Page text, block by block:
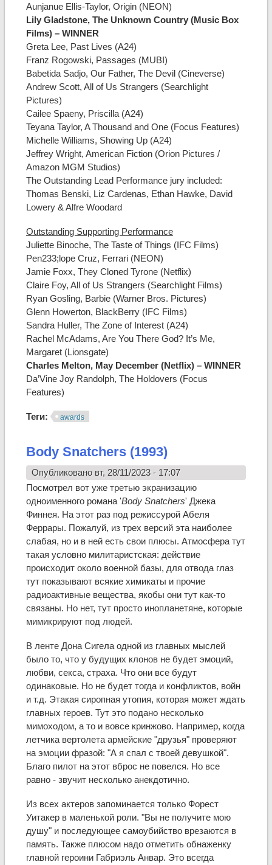
Aunjanue Ellis-Taylor, Origin (NEON)
Lily Gladstone, The Unknown Country (Music Box
Films) – WINNER
Greta Lee, Past Lives (A24)
Franz Rogowski, Passages (MUBI)
Babetida Sadjo, Our Father, The Devil (Cineverse)
Andrew Scott, All of Us Strangers (Searchlight
Pictures)
Cailee Spaeny, Priscilla (A24)
Teyana Taylor, A Thousand and One (Focus Features)
Michelle Williams, Showing Up (A24)
Jeffrey Wright, American Fiction (Orion Pictures /
Amazon MGM Studios)
The Outstanding Lead Performance jury included:
Thomas Benski, Liz Cardenas, Ethan Hawke, David
Lowery & Alfre Woodard
Outstanding Supporting Performance
Juliette Binoche, The Taste of Things (IFC Films)
Pen233;lope Cruz, Ferrari (NEON)
Jamie Foxx, They Cloned Tyrone (Netflix)
Claire Foy, All of Us Strangers (Searchlight Films)
Ryan Gosling, Barbie (Warner Bros. Pictures)
Glenn Howerton, BlackBerry (IFC Films)
Sandra Huller, The Zone of Interest (A24)
Rachel McAdams, Are You There God? It’s Me,
Margaret (Lionsgate)
Charles Melton, May December (Netflix) – WINNER
Da’Vine Joy Randolph, The Holdovers (Focus
Features)
Теги: awards
Body Snatchers (1993)
Опубликовано вт, 28/11/2023 - 17:07
Посмотрел вот уже третью экранизацию
одноименного романа 'Body Snatchers' Джека
Финнея. На этот раз под режиссурой Абеля
Феррары. Пожалуй, из трех версий эта наиболее
слабая, но и в ней есть свои плюсы. Атмосфера тут
такая условно милитаристская: действие
происходит около военной базы, для отвода глаз
тут показывают всякие химикаты и прочие
радиоактивные вещества, якобы они тут как-то
связаны. Но нет, тут просто инопланетяне, которые
мимикрируют под людей.
В ленте Дона Сигела одной из главных мыслей
было то, что у будущих клонов не будет эмоций,
любви, секса, страха. Что они все будут
одинаковые. Но не будет тогда и конфликтов, войн
и т.д. Этакая сиропная утопия, которая может ждать
главных героев. Тут это подано несколько
мимоходом, а то и вовсе кринжово. Например, когда
летчика вертолета армейские "друзья" проверяют
на эмоции фразой: "А я спал с твоей девушкой".
Благо пилот на этот вброс не повелся. Но все
равно - звучит несколько анекдотично.
Из всех актеров запоминается только Форест
Уитакер в маленькой роли. "Вы не получите мою
душу" и последующее самоубийство врезаются в
память. Также плюсом надо отметить обнаженку
главной героини Габриэль Анвар. Это всегда